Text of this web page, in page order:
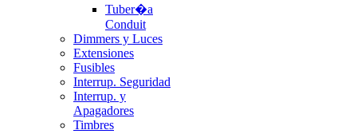
Tuber�a
Conduit
Dimmers y Luces
Extensiones
Fusibles
Interrup. Seguridad
Interrup. y
Apagadores
Timbres